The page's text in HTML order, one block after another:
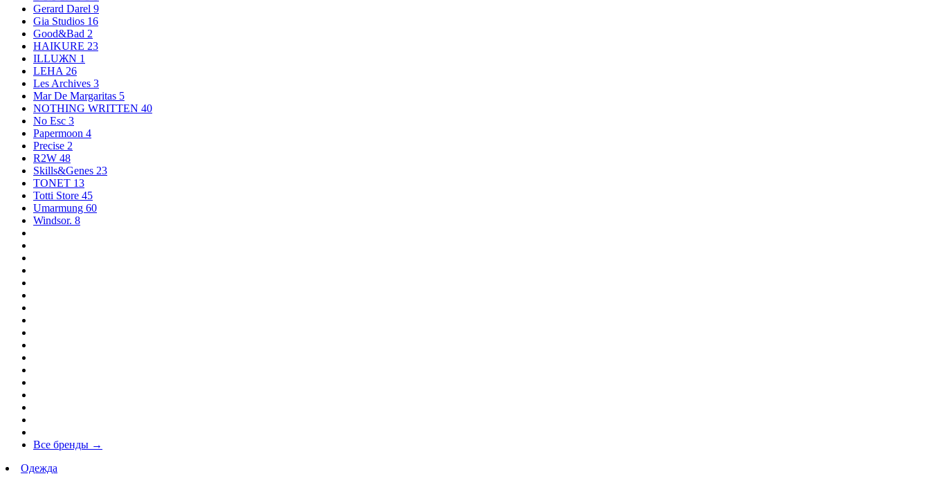
Gerard Darel 9
Gia Studios 16
Good&Bad 2
HAIKURE 23
ILLUЖN 1
LEHA 26
Les Archives 3
Mar De Margaritas 5
NOTHING WRITTEN 40
No Esc 3
Papermoon 4
Precise 2
R2W 48
Skills&Genes 23
TONET 13
Totti Store 45
Umarmung 60
Windsor. 8
Все бренды →
Одежда